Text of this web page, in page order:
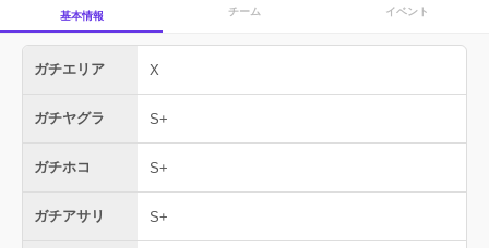
基本情報 チーム イベント
ガチエリア X
ガチヤグラ S+
ガチホコ S+
ガチアサリ S+